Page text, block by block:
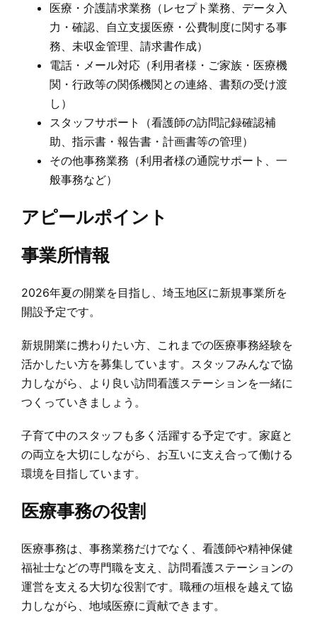
医療・介護請求業務（レセプト業務、データ入
力・確認、自立支援医療・公費制度に関する事
務、未収金管理、請求書作成）
電話・メール対応（利用者様・ご家族・医療機
関・行政等の関係機関との連絡、書類の受け渡
し）
スタッフサポート（看護師の訪問記録確認補
助、指示書・報告書・計画書等の管理）
その他事務業務（利用者様の通院サポート、一
般事務など）
アピールポイント
事業所情報
2026年夏の開業を目指し、埼玉地区に新規事業所を
開設予定です。
新規開業に携わりたい方、これまでの医療事務経験を
活かしたい方を募集しています。スタッフみんなで協
力しながら、より良い訪問看護ステーションを一緒に
つくっていきましょう。
子育て中のスタッフも多く活躍する予定です。家庭と
の両立を大切にしながら、お互いに支え合って働ける
環境を目指しています。
医療事務の役割
医療事務は、事務業務だけでなく、看護師や精神保健
福祉士などの専門職を支え、訪問看護ステーションの
運営を支える大切な役割です。職種の垣根を越えて協
力しながら、地域医療に貢献できます。